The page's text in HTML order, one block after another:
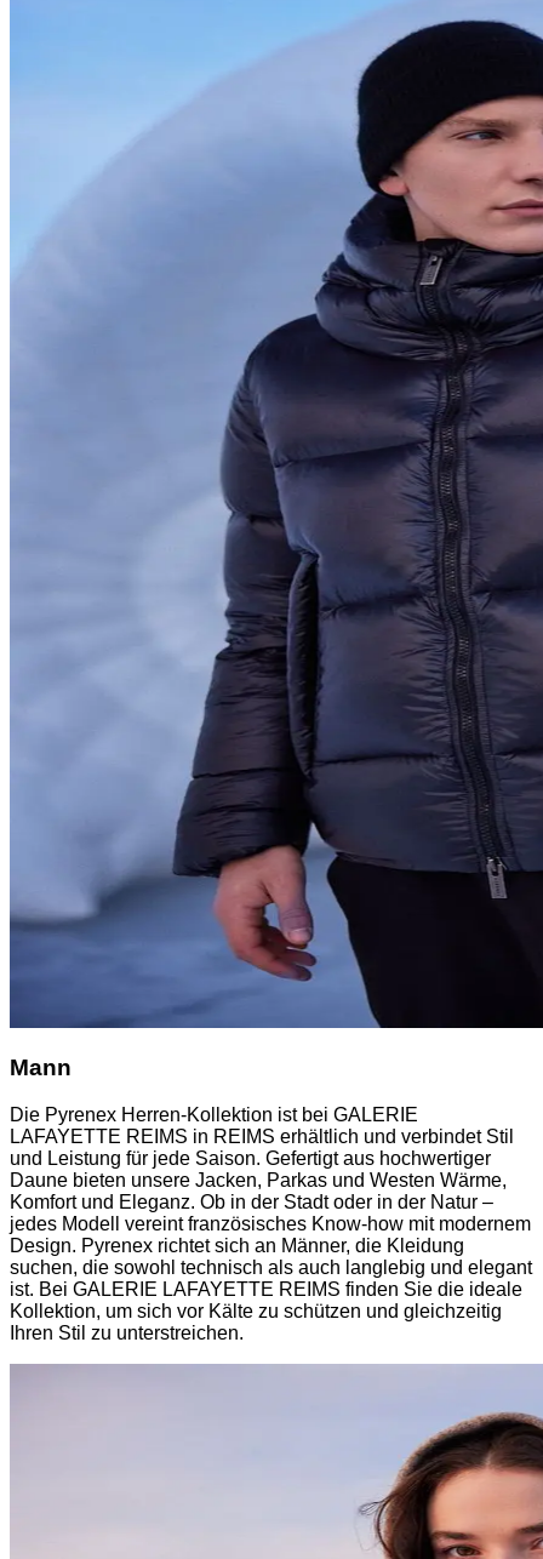
Mann
Die Pyrenex Herren-Kollektion ist bei GALERIE
LAFAYETTE REIMS in REIMS erhältlich und verbindet Stil
und Leistung für jede Saison. Gefertigt aus hochwertiger
Daune bieten unsere Jacken, Parkas und Westen Wärme,
Komfort und Eleganz. Ob in der Stadt oder in der Natur –
jedes Modell vereint französisches Know-how mit modernem
Design. Pyrenex richtet sich an Männer, die Kleidung
suchen, die sowohl technisch als auch langlebig und elegant
ist. Bei GALERIE LAFAYETTE REIMS finden Sie die ideale
Kollektion, um sich vor Kälte zu schützen und gleichzeitig
Ihren Stil zu unterstreichen.